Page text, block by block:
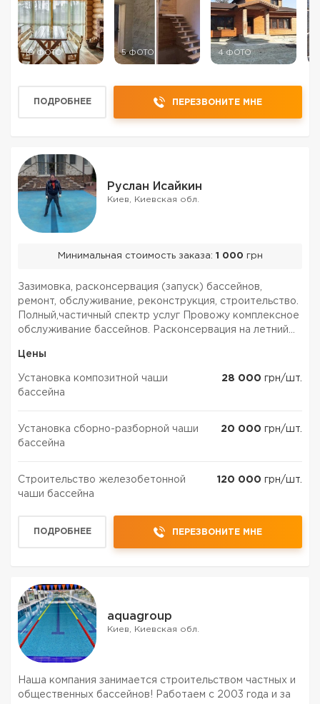
10 ФОТО 5 ФОТО 4 ФОТО
ПОДРОБНЕЕ ПЕРЕЗВОНИТЕ МНЕ
Руслан Исайкин
Киев, Киевская обл.
Минимальная стоимость заказа: 1 000 грн
Зазимовка, расконсервация (запуск) бассейнов,
ремонт, обслуживание, реконструкция, строительство.
Полный,частичный спектр услуг Провожу комплексное
обслуживание бассейнов. Расконсервация на летний
насосного оборудования, дозирующих установок,
дези...
Цены
Установка композитной чаши
бассейна
28 000 грн/шт.
Установка сборно-разборной чаши
бассейна
20 000 грн/шт.
Строительство железобетонной
чаши бассейна
120 000 грн/шт.
ПОДРОБНЕЕ ПЕРЕЗВОНИТЕ МНЕ
aquagroup
Киев, Киевская обл.
Наша компания занимается строительством частных и
общественных бассейнов! Работаем с 2003 года и за